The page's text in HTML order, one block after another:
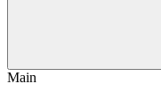
Main